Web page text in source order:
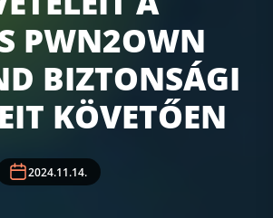
PWN2OWN
BIZTONSÁGI
KÖVETŐEN
2024.11.14.